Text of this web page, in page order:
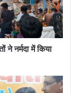
ने नर्मदा में किया